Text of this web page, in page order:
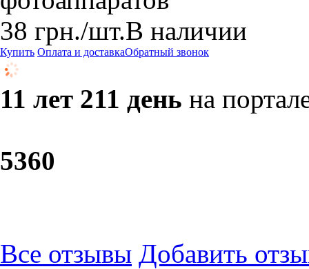
38 грн./шт.В наличии
Купить Оплата и доставкаОбратный звонок
11 лет 211 день на
5360
Все отзывы Добавить